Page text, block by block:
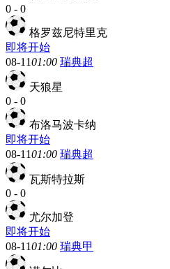
0 - 0
格罗兹尼特里克
即将开始
08-1101:00 瑞典超
天狼星
0 - 0
布洛马波卡纳
即将开始
08-1101:00 瑞典超
瓦斯特拉斯
0 - 0
尤尔加登
即将开始
08-1101:00 瑞典甲